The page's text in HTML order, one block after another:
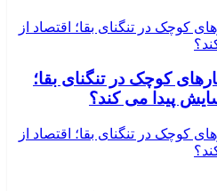
کوچک در تنگنای بقا؛
پیدا می کند؟